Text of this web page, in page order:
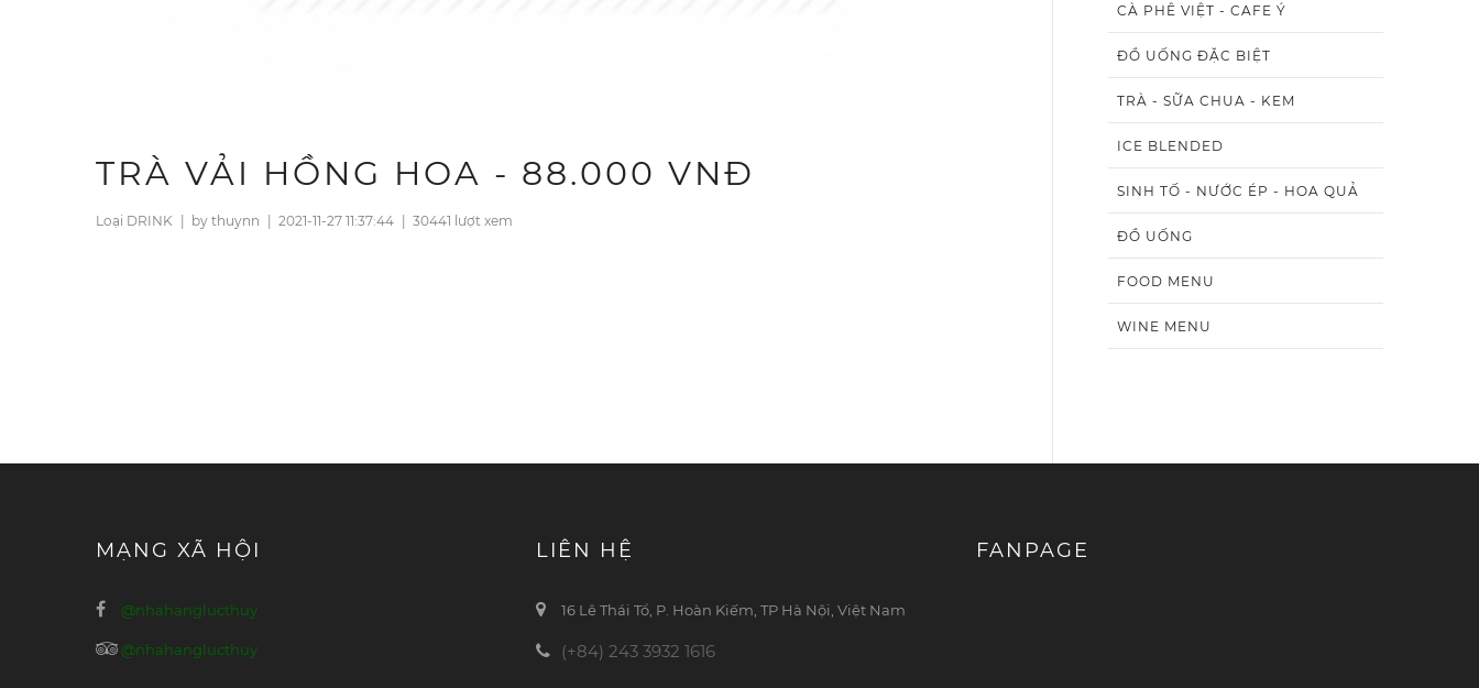
TRÀ VẢI HỒNG HOA - 88.000 VNĐ
Loại DRINK by thuynn 2021-11-27 11:37:44 30441 lượt xem
CÀ PHÊ VIỆT - CAFE Ý
ĐỒ UỐNG ĐẶC BIỆT
TRÀ - SỮA CHUA - KEM
ICE BLENDED
SINH TỐ - NƯỚC ÉP - HOA QUẢ
ĐỒ UỐNG
FOOD MENU
WINE MENU
MẠNG XÃ HỘI
@nhahanglucthuy
@nhahanglucthuy
LIÊN HỆ
16 Lê Thái Tổ, P. Hoàn Kiếm, TP Hà Nội, Việt Nam
(+84) 243 3932 1616
FANPAGE